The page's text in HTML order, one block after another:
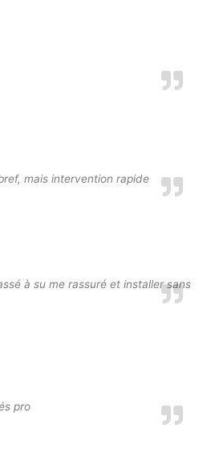
mais intervention rapide
à su me rassuré et installer sans
pro